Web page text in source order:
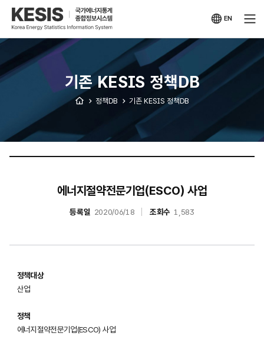
KESIS
국가에너지통계
종합정보시스템
EN
영문
기존 KESIS 정책DB
정책DB 기존 KESIS 정책DB
에너지절약전문기업(ESCO) 사업
등록일 2020/06/18 조회수 1,583
정책대상
산업
정책
에너지절약전문기업(ESCO) 사업